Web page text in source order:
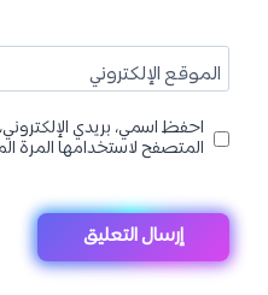
الموقع الإلكتروني
احفظ اسمي، بريدي
المتصفح لاستخدامها المرة